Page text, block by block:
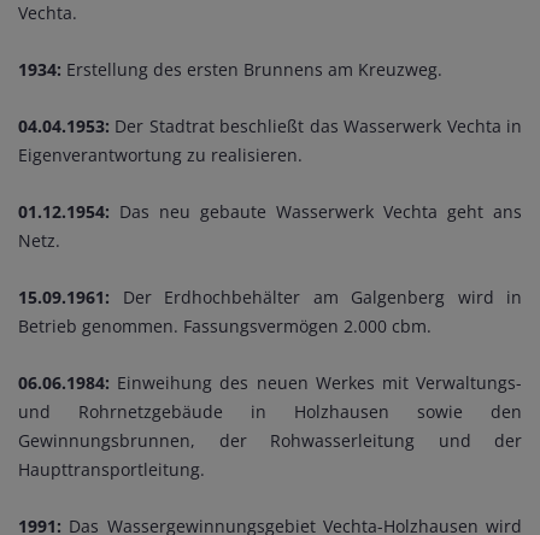
Vechta.
1934: Erstellung des ersten Brunnens am Kreuzweg.
04.04.1953: Der Stadtrat beschließt das Wasserwerk Vechta in
Eigenverantwortung zu realisieren.
01.12.1954: Das neu gebaute Wasserwerk Vechta geht ans
Netz.
15.09.1961: Der Erdhochbehälter am Galgenberg wird in
Betrieb genommen. Fassungsvermögen 2.000 cbm.
06.06.1984: Einweihung des neuen Werkes mit Verwaltungs-
und Rohrnetzgebäude in Holzhausen sowie den
Gewinnungsbrunnen, der Rohwasserleitung und der
Haupttransportleitung.
1991: Das Wassergewinnungsgebiet Vechta-Holzhausen wird